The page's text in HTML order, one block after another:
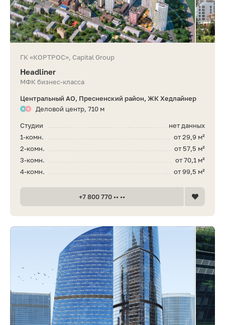
ГК «КОРТРОС», Capital Group
Headliner
МФК бизнес-класса
Центральный АО, Пресненский район, ЖК Хедлайнер
Деловой центр, 710 м
нет данных
Студии
от 29,9 м²
1-комн.
от 57,5 м²
2-комн.
от 70,1 м²
3-комн.
от 99,5 м²
4-комн.
+7 800 770 •• ••